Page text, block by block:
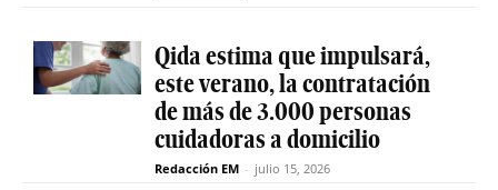
Qida estima que impulsará,
este verano, la contratación
de más de 3.000 personas
cuidadoras a domicilio
Redacción EM - julio 15, 2026